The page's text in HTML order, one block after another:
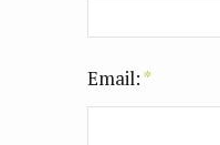
Email:*